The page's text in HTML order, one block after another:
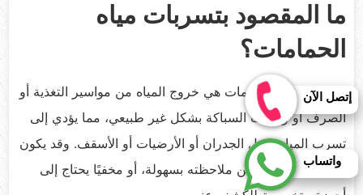
ما المقصود بتسربات مياه
الحمامات؟
تسربات مياه الحمامات هي خروج المياه من مواسير التغذية أو
الصرف أو وصلات السباكة بشكل غير طبيعي، مما يؤدي إلى
تسرب المياه داخل الجدران أو الأرضيات أو الأسقف. وقد يكون
التسرب ظاهرًا يمكن ملاحظته بسهولة، أو مخفيًا يحتاج إلى
واتساب
إتصل الآن